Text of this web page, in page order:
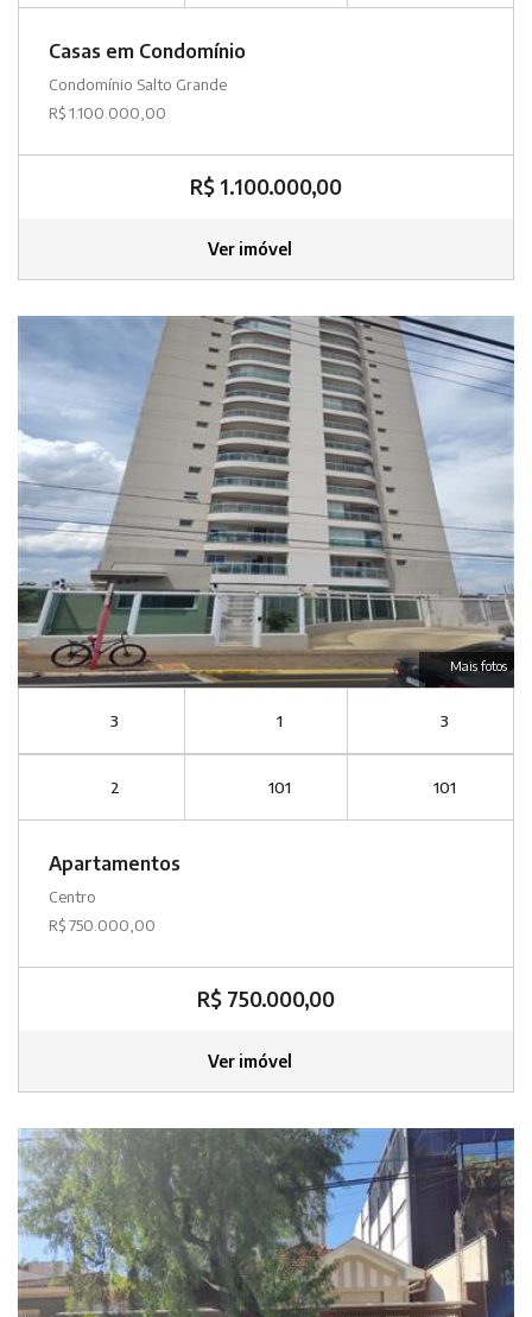
Casas em Condomínio
Condomínio Salto Grande
R$ 1.100.000,00
R$ 1.100.000,00
Ver imóvel
Mais fotos
3 1 3
2 101 101
Apartamentos
Centro
R$ 750.000,00
R$ 750.000,00
Ver imóvel